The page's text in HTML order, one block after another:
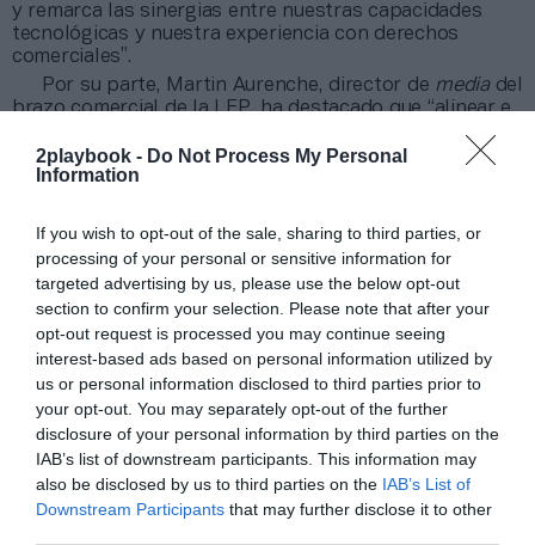
2playbook - Do Not Process My Personal
Information
If you wish to opt-out of the sale, sharing to third parties, or
processing of your personal or sensitive information for
targeted advertising by us, please use the below opt-out
section to confirm your selection. Please note that after your
opt-out request is processed you may continue seeing
interest-based ads based on personal information utilized by
us or personal information disclosed to third parties prior to
your opt-out. You may separately opt-out of the further
disclosure of your personal information by third parties on the
IAB’s list of downstream participants. This information may
also be disclosed by us to third parties on the IAB’s List of
Downstream Participants that may further disclose it to other
y remarca las sinergias entre nuestras capacidades
tecnológicas y nuestra experiencia con derechos
comerciales”.
Por su parte, Martin Aurenche, director de media del
brazo comercial de la LFP, ha destacado que “alinear e
permite amplificar nuestra huella global y llevar la
pasión del fútbol francés a nuevas audiencias. Su
reforzará a la liga en el panorama internacional del
deporte”.
Sobre 2Playbook Intelligence
2Playbook Intelligence es la unidad de datos e
inteligencia de mercado de 2Playbook, cuya plataforma
de datos monitoriza en tiempo real el negocio de más
de 280 clubes de fútbol y baloncesto de toda Europa,
la asistencia a todos los eventos deportivos y de
entretenimiento en España, así como más de 20.000
contratos de patrocinio en el mercado español,